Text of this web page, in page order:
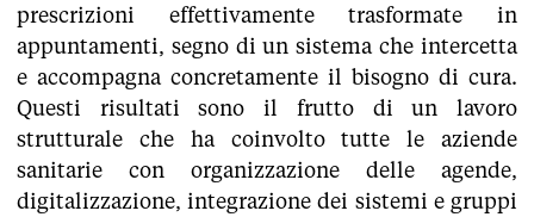
prescrizioni effettivamente trasformate in
appuntamenti, segno di un sistema che intercetta
e accompagna concretamente il bisogno di cura.
Questi risultati sono il frutto di un lavoro
strutturale che ha coinvolto tutte le aziende
sanitarie con organizzazione delle agende,
digitalizzazione, integrazione dei sistemi e gruppi